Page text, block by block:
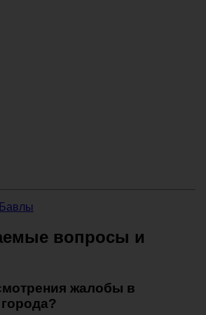
вопросы и
жалобы в